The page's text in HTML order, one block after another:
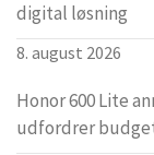
digital løsning
8. august 2026
Honor 600 Lite
udfordrer